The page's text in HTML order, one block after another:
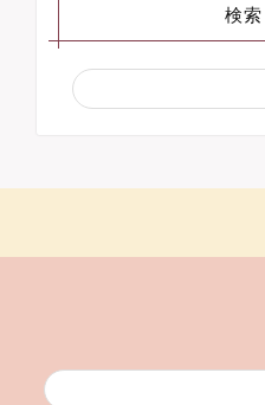
検索